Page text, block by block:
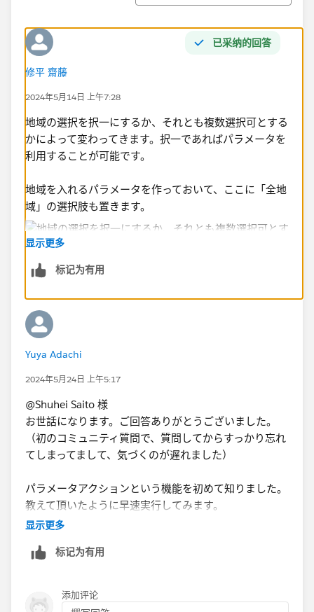
已采纳的回答
修平 齋藤
2024年5月14日 上午7:28
地域の選択を択一にするか、それとも複数選択可とする
かによって変わってきます。択一であればパラメータを
利用することが可能です。
地域を入れるパラメータを作っておいて、ここに「全地
域」の選択肢も置きます。
ダッシュボードのパラメータアクションを追加し、
さきほど作成したパラメータに地域を割り当てるように
します。選択を解除したときは「全地域」に戻すように
設定もしておきます。
これで選択した地域がパラメータに入るようになるの
显示更多
标记为有用
Yuya Adachi
2024年5月24日 上午5:17
@Shuhei Saito 様
お世話になります。ご回答ありがとうございました。
（初のコミュニティ質問で、質問してからすっかり忘れ
てしまってまして、気づくのが遅れました）
パラメータアクションという機能を初めて知りました。
教えて頂いたように早速実行してみます。
显示更多
标记为有用
添加评论